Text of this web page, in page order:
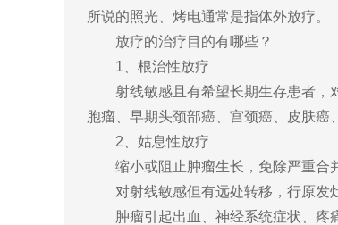
所说的照光、烤电通常是指体外放疗。
放疗的治疗目的有哪些？
1、根治性放疗
射线敏感且有希望长期生存患者，对
胞瘤、早期头颈部癌、宫颈癌、皮肤癌
2、姑息性放疗
缩小或阻止肿瘤生长，免除严重合并
对射线敏感但有远处转移，行原发
肿瘤引起出血、神经系统症状、疼